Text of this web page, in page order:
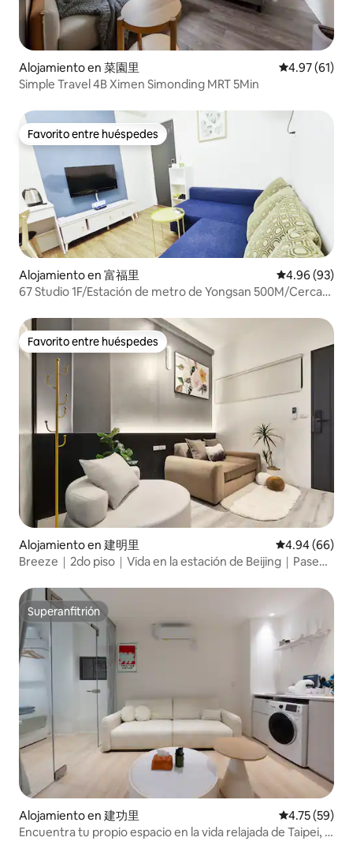
Alojamiento en 菜園里 Calificación
4.97 (61)
Simple Travel 4B Ximen Simonding MRT 5Min
Favorito entre huéspedes
Favorito entre huéspedes
Alojamiento en 富福里 Calificación
4.96 (93)
67 Studio 1F/Estación de metro de Yongsan 500M/Cerca
de equipaje/Planta baja sin escaleras
Favorito entre huéspedes
Favorito entre huéspedes
Alojamiento en 建明里 Calificación
4.94 (66)
Breeze｜2do piso｜Vida en la estación de Beijing｜Paseo
de Taipei｜Comida y compras｜Tren expreso al
aeropuerto
Superanfitrión
Superanfitrión
Alojamiento en 建功里 Calificación
4.75 (59)
Encuentra tu propio espacio en la vida relajada de Taipei, 2